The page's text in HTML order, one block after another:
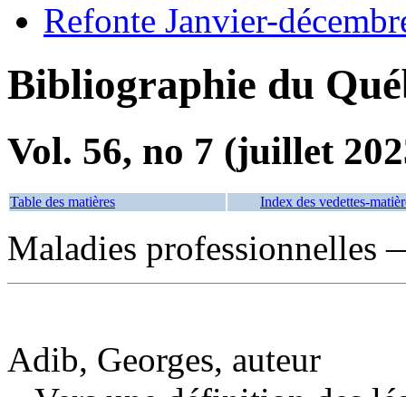
Refonte Janvier-
Bibliographie du
Vol. 56, no 7 (juillet
Table des matières Index des vedettes-
Maladies professionnelles
Adib, Georges, auteur